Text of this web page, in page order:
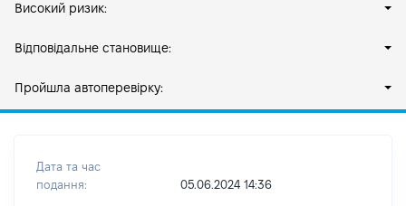
Високий ризик:
Відповідальне становище:
Пройшла автоперевірку:
Дата та час
подання:
05.06.2024 14:36